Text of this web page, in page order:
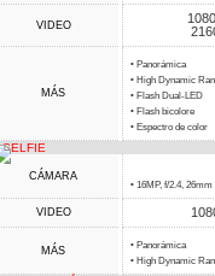
VIDEO
MÁS
• Panorámica
• High Dynamic
• Flash Dual-LED
• Flash bicolore
• Espectro de color
SELFIE
CÁMARA
• 16MP, f/2.4,
VIDEO
MÁS
• Panorámica
• High Dynamic